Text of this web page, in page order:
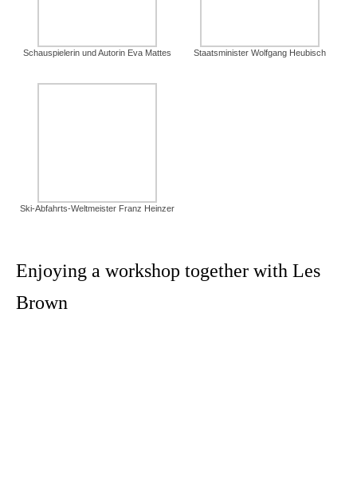
Schauspielerin und Autorin Eva Mattes Staatsminister Wolfgang Heubisch
Ski-Abfahrts-Weltmeister Franz Heinzer
Enjoying a workshop together with Les
Brown